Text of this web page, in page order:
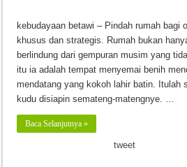
kebudayaan betawi – Pindah rumah bagi
khusus dan strategis. Rumah bukan
berlindung dari gempuran musim yang
itu ia adalah tempat menyemai benih
mendatang yang kokoh lahir batin. Itulah
kudu disiapin semateng-matengnye. …
Baca Selanjutnya »
tweet